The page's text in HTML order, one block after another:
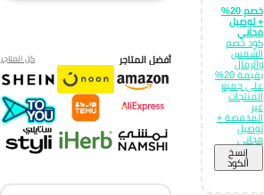
خصم 20%
+ توصيل
مجاني
كود خصم
الشمس
والرمال
بقيمة 20%
على جميع
المنتجات
غير
المخفضة +
توصيل
مجاني
إِنسخ
الكود
أفضل المتاجر كل المتاجر